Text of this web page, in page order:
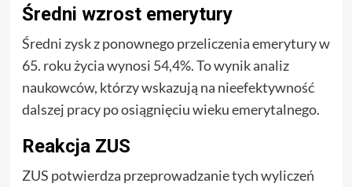
Średni wzrost emerytury
Średni zysk z ponownego przeliczenia emerytury w
65. roku życia wynosi 54,4%. To wynik analiz
naukowców, którzy wskazują na nieefektywność
dalszej pracy po osiągnięciu wieku emerytalnego.
Reakcja ZUS
ZUS potwierdza przeprowadzanie tych wyliczeń